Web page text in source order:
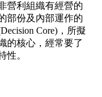
營利組織有經營的
部份及內部運作的
Core) ，所擬
的核心，經常要了
性。